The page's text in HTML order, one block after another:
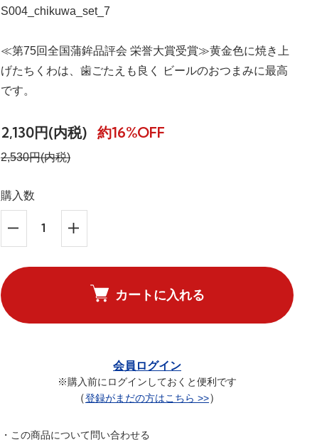
S004_chikuwa_set_7
≪第75回全国蒲鉾品評会 栄誉大賞受賞≫黄金色に焼き上
げたちくわは、歯ごたえも良く ビールのおつまみに最高
です。
2,130円(内税) 約16%OFF
2,530円(内税)
購入数
カートに入れる
会員ログイン
※購入前にログインしておくと便利です
（登録がまだの方はこちら >>）
・この商品について問い合わせる